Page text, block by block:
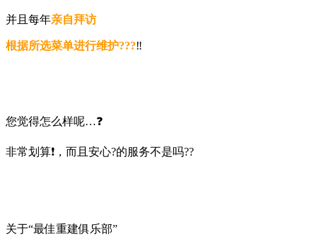
并且每年亲自拜访
根据所选菜单进行维护?‍??‼️
您觉得怎么样呢…❓
非常划算❗️，而且安心?的服务不是吗??
关于“最佳重建俱乐部”